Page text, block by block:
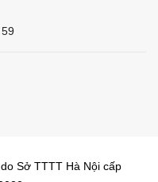
Sở TTTT Hà Nội cấp